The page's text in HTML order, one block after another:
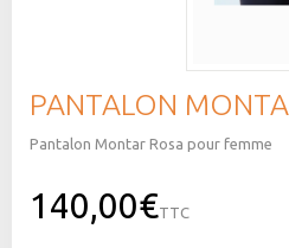
PANTALON
Pantalon Montar Rosa pour femme
140,00€TTC